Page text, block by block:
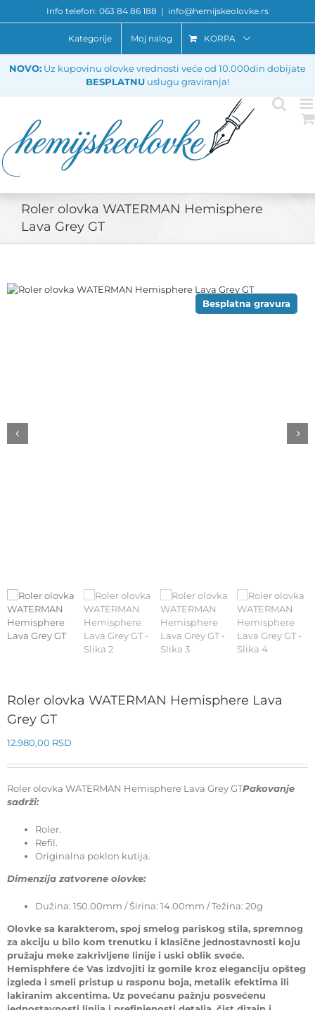
Info telefon: 063 84 86 188 | info@hemijskeolovke.rs
Kategorije Moj nalog KORPA
NOVO: Uz kupovinu olovke vrednosti veće od 10.000din dobijate
BESPLATNU uslugu graviranja!
Roler olovka WATERMAN Hemisphere
Lava Grey GT
Besplatna gravura
Roler olovka WATERMAN Hemisphere Lava
Grey GT
12.980,00 RSD
Roler olovka WATERMAN Hemisphere Lava Grey GTPakovanje
sadrži:
Roler.
Refil.
Originalna poklon kutija.
Dimenzija zatvorene olovke:
Dužina: 150.00mm / Širina: 14.00mm / Težina: 20g
Olovke sa karakterom, spoj smelog pariskog stila, spremnog
za akciju u bilo kom trenutku i klasične jednostavnosti koju
pružaju meke zakrivljene linije i uski oblik sveće.
Hemisphfere će Vas izdvojiti iz gomile kroz eleganciju opšteg
izgleda i smeli pristup u rasponu boja, metalik efektima ili
lakiranim akcentima. Uz povećanu pažnju posvećenu